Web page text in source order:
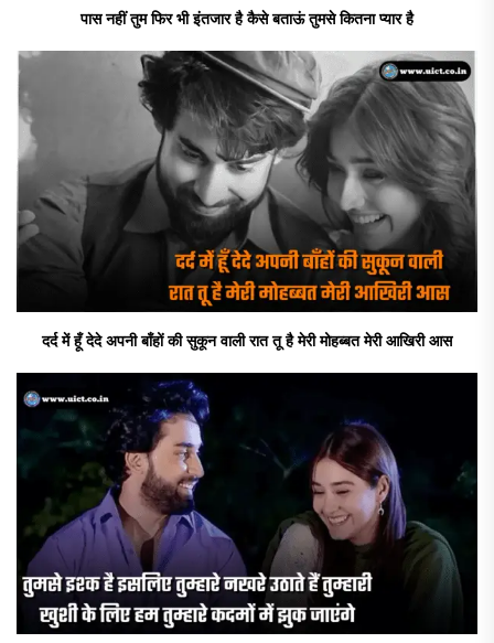
पास नहीं तुम फिर भी इंतजार है कैसे बताऊं तुमसे कितना प्यार है
दर्द में हूँ देदे अपनी बाँहों की सुकून वाली रात तू है मेरी मोहब्बत मेरी आखिरी आस